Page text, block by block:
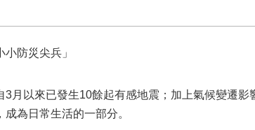
防災尖兵」
月以來已發生10餘起有感地震；加上氣候變遷
為日常生活的一部分。